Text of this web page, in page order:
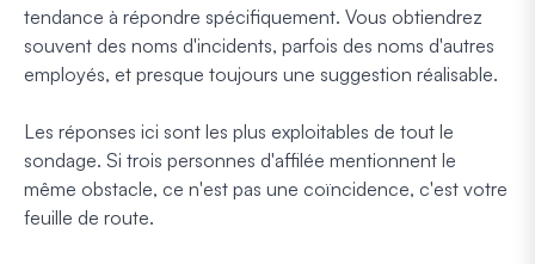
tendance à répondre spécifiquement. Vous obtiendrez
souvent des noms d'incidents, parfois des noms d'autres
employés, et presque toujours une suggestion réalisable.
Les réponses ici sont les plus exploitables de tout le
sondage. Si trois personnes d'affilée mentionnent le
même obstacle, ce n'est pas une coïncidence, c'est votre
feuille de route.